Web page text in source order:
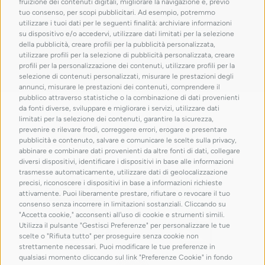
fruizione dei contenuti digitali, migliorare la navigazione e, previo
tuo consenso, per scopi pubblicitari. Ad esempio, potremmo
utilizzare i tuoi dati per le seguenti finalità: archiviare informazioni
su dispositivo e/o accedervi, utilizzare dati limitati per la selezione
della pubblicità, creare profili per la pubblicità personalizzata,
utilizzare profili per la selezione di pubblicità personalizzata, creare
profili per la personalizzazione dei contenuti, utilizzare profili per la
selezione di contenuti personalizzati, misurare le prestazioni degli
annunci, misurare le prestazioni dei contenuti, comprendere il
pubblico attraverso statistiche o la combinazione di dati provenienti
da fonti diverse, sviluppare e migliorare i servizi, utilizzare dati
limitati per la selezione dei contenuti, garantire la sicurezza,
prevenire e rilevare frodi, correggere errori, erogare e presentare
pubblicità e contenuto, salvare e comunicare le scelte sulla privacy,
abbinare e combinare dati provenienti da altre fonti di dati, collegare
diversi dispositivi, identificare i dispositivi in base alle informazioni
trasmesse automaticamente, utilizzare dati di geolocalizzazione
precisi, riconoscere i dispositivi in base a informazioni richieste
attivamente. Puoi liberamente prestare, rifiutare o revocare il tuo
consenso senza incorrere in limitazioni sostanziali. Cliccando su
"Accetta cookie," acconsenti all'uso di cookie e strumenti simili.
Utilizza il pulsante "Gestisci Preferenze" per personalizzare le tue
scelte o "Rifiuta tutto" per proseguire senza cookie non
strettamente necessari. Puoi modificare le tue preferenze in
qualsiasi momento cliccando sul link "Preferenze Cookie" in fondo
con il patrocinio di